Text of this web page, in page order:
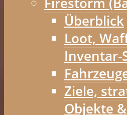
Überblick
Loot,
Inventar-
Ziele,
Objekte &